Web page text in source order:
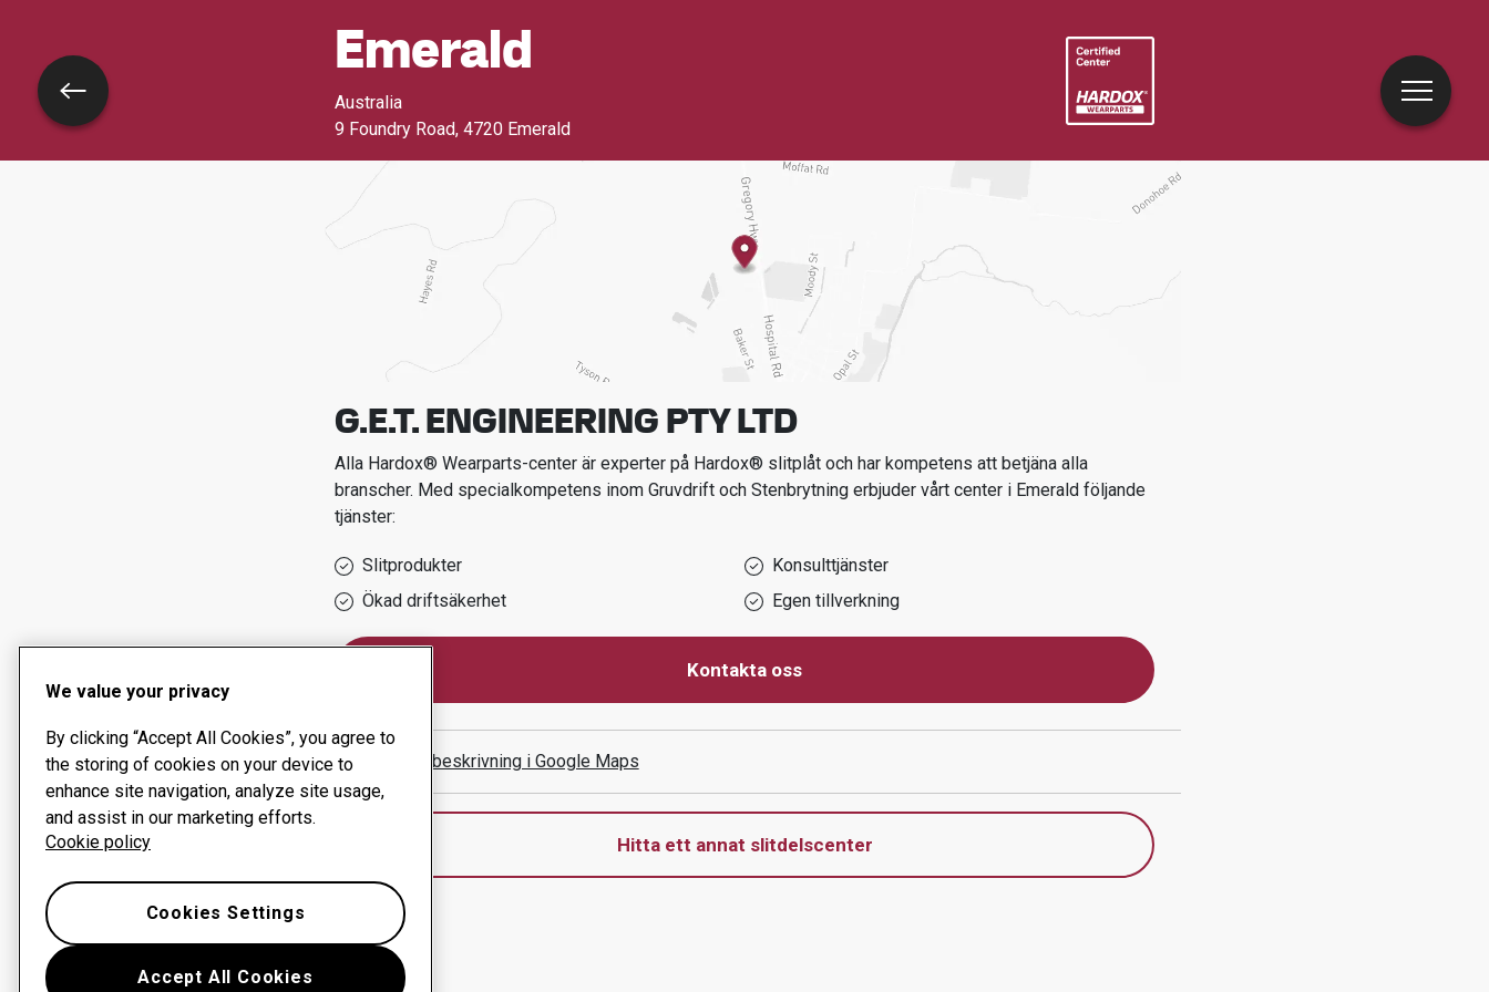
Emerald
Australia
9 Foundry Road, 4720 Emerald
G.E.T. ENGINEERING PTY LTD
Alla Hardox® Wearparts-center är experter på Hardox® slitplåt och har kompetens att betjäna alla
branscher. Med specialkompetens inom Gruvdrift och Stenbrytning erbjuder vårt center i Emeraldföljande
tjänster:
Slitprodukter
Konsulttjänster
Ökad driftsäkerhet
Egen tillverkning
Kontakta oss
Visa vägbeskrivning i Google Maps
Hitta ett annat slitdelscenter
Tillbaka
We value your privacy
By clicking “Accept All Cookies”, you agree to
the storing of cookies on your device to
enhance site navigation, analyze site usage,
and assist in our marketing efforts.
Cookie policy
Accept All Cookies
Cookies Settings